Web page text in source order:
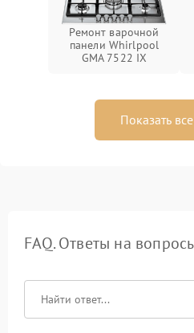
Ремонт варочной
панели Whirlpool
GMA 7522 IX
Показать
FAQ. Ответы на